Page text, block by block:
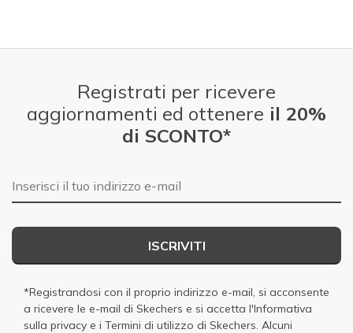
Registrati per ricevere
aggiornamenti ed ottenere il 20%
di SCONTO*
E-mail
ISCRIVITI
*Registrandosi con il proprio indirizzo e-mail, si acconsente
a ricevere le e-mail di Skechers e si accetta l'Informativa
sulla privacy e i Termini di utilizzo di Skechers . Alcuni